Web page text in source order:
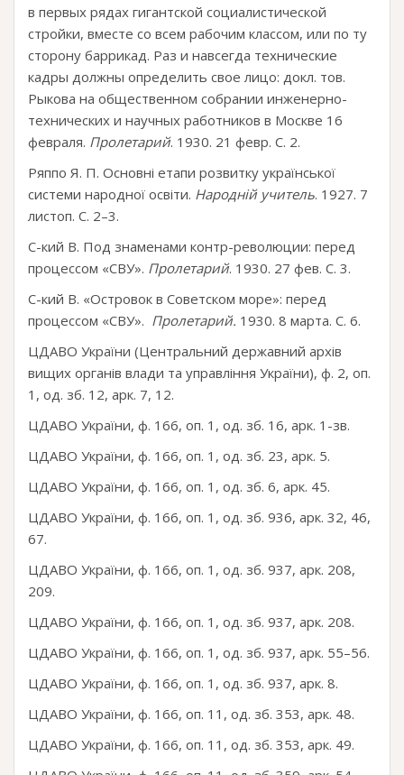
в первых рядах гигантской социалистической
стройки, вместе со всем рабочим классом, или по ту
сторону баррикад. Раз и навсегда технические
кадры должны определить свое лицо: докл. тов.
Рыкова на общественном собрании инженерно-
технических и научных работников в Москве 16
февраля. Пролетарий. 1930. 21 февр. С. 2.
Ряппо Я. П. Основні етапи розвитку української
системи народної освіти. Народній учитель. 1927. 7
листоп. С. 2–3.
С-кий В. Под знаменами контр-революции: перед
процессом «СВУ». Пролетарий. 1930. 27 фев. С. 3.
С-кий В. «Островок в Советском море»: перед
процессом «СВУ». Пролетарий. 1930. 8 марта. С. 6.
ЦДАВО України (Центральний державний архів
вищих органів влади та управління України), ф. 2, оп.
1, од. зб. 12, арк. 7, 12.
ЦДАВО України, ф. 166, оп. 1, од. зб. 16, арк. 1-зв.
ЦДАВО України, ф. 166, оп. 1, од. зб. 23, арк. 5.
ЦДАВО України, ф. 166, оп. 1, од. зб. 6, арк. 45.
ЦДАВО України, ф. 166, оп. 1, од. зб. 936, арк. 32, 46,
67.
ЦДАВО України, ф. 166, оп. 1, од. зб. 937, арк. 208,
209.
ЦДАВО України, ф. 166, оп. 1, од. зб. 937, арк. 208.
ЦДАВО України, ф. 166, оп. 1, од. зб. 937, арк. 55–56.
ЦДАВО України, ф. 166, оп. 1, од. зб. 937, арк. 8.
ЦДАВО України, ф. 166, оп. 11, од. зб. 353, арк. 48.
ЦДАВО України, ф. 166, оп. 11, од. зб. 353, арк. 49.